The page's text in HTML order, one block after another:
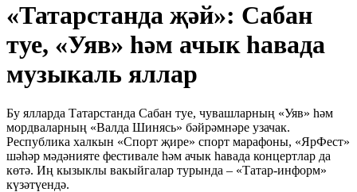
«Татарстанда җәй»: Сабан
туе, «Уяв» һәм ачык һавада
музыкаль яллар
Бу ялларда Татарстанда Сабан туе, чувашларның «Уяв» һәм
мордваларның «Валда Шинясь» бәйрәмнәре узачак.
Республика халкын «Спорт җире» спорт марафоны, «ЯрФест»
шәһәр мәдәнияте фестивале һәм ачык һавада концертлар да
көтә. Иң кызыклы вакыйгалар турында – «Татар-информ»
күзәтүендә.